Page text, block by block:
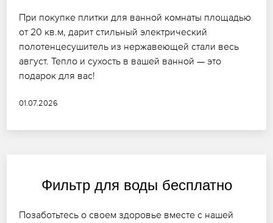
При покупке плитки для ванной комнаты площадью
от 20 кв.м, дарит стильный электрический
полотенцесушитель из нержавеющей стали весь
август. Тепло и сухость в вашей ванной — это
подарок для вас!
01.07.2026
Фильтр для воды бесплатно
Позаботьтесь о своем здоровье вместе с нашей